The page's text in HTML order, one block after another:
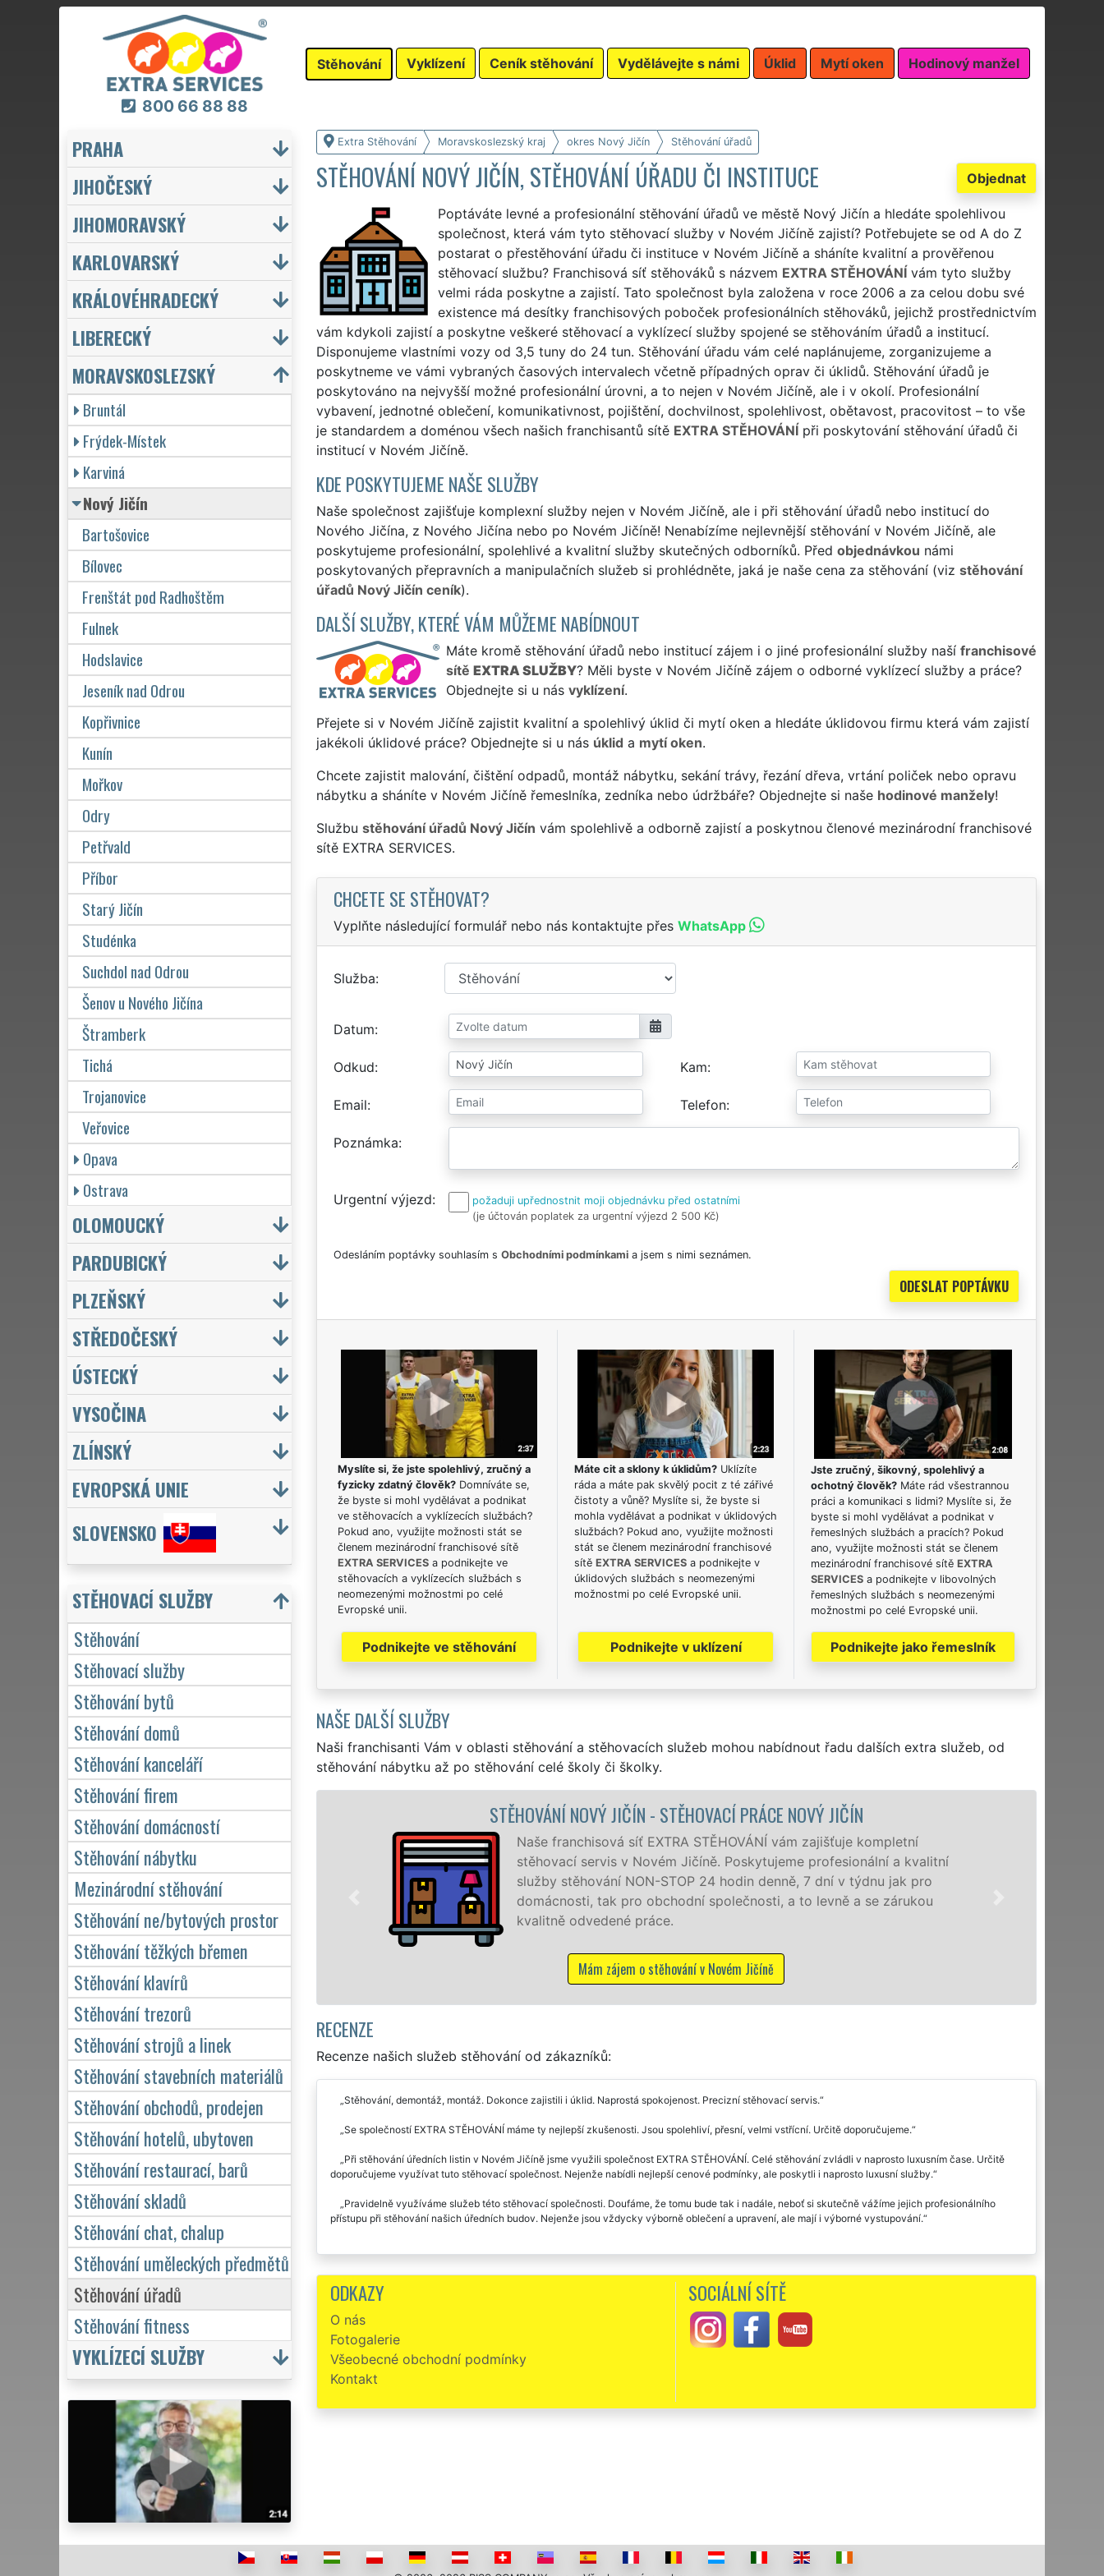
800 66 88 88
Stěhování Vyklízení Ceník stěhování Vydělávejte s námi Úklid Mytí oken Hodinový manžel
Extra Stěhování Moravskoslezský kraj okres Nový Jičín Stěhování úřadů
Objednat
STĚHOVÁNÍ NOVÝ JIČÍN, STĚHOVÁNÍ ÚŘADU ČI INSTITUCE
Poptáváte levné a profesionální stěhování úřadů ve městě Nový Jičín a hledáte spolehlivou
společnost, která vám tyto stěhovací služby v Novém Jičíně zajistí? Potřebujete se od A do Z
postarat o přestěhování úřadu či instituce v Novém Jičíně a sháníte kvalitní a prověřenou
stěhovací službu? Franchisová síť stěhováků s názvem EXTRA STĚHOVÁNÍvám tyto služby
velmi ráda poskytne a zajistí. Tato společnost byla založena v roce 2006 a za celou dobu své
existence má desítky franchisových poboček profesionálních stěhováků, jejichž prostřednictvím
vám kdykoli zajistí a poskytne veškeré stěhovací a vyklízecí služby spojené se stěhováním úřadů a institucí.
Disponujeme vlastními vozy od 3,5 tuny do 24 tun. Stěhování úřadu vám celé naplánujeme, zorganizujeme a
poskytneme ve vámi vybraných časových intervalech včetně případných oprav či úklidů. Stěhování úřadů je
poskytováno na nejvyšší možné profesionální úrovni, a to nejen v Novém Jičíně, ale i v okolí. Profesionální
vybavení, jednotné oblečení, komunikativnost, pojištění, dochvilnost, spolehlivost, obětavost, pracovitost – to vše
je standardem a doménou všech našich franchisantů sítě EXTRA STĚHOVÁNÍpři poskytování stěhování úřadů či
institucí v Novém Jičíně.
KDE POSKYTUJEME NAŠE SLUŽBY
Naše společnost zajišťuje komplexní služby nejen v Novém Jičíně, ale i při stěhování úřadů nebo institucí do
Nového Jičína, z Nového Jičína nebo po Novém Jičíně! Nenabízíme nejlevnější stěhování v Novém Jičíně, ale
poskytujeme profesionální, spolehlivé a kvalitní služby skutečných odborníků. Před objednávkou námi
poskytovaných přepravních a manipulačních služeb si prohlédněte, jaká je naše cena za stěhování (viz stěhování
úřadů Nový Jičín ceník).
DALŠÍ SLUŽBY, KTERÉ VÁM MŮŽEME NABÍDNOUT
Máte kromě stěhování úřadů nebo institucí zájem i o jiné profesionální služby naší franchisové
sítě EXTRA SLUŽBY? Měli byste v Novém Jičíně zájem o odborné vyklízecí služby a práce?
Objednejte si u nás vyklízení.
Přejete si v Novém Jičíně zajistit kvalitní a spolehlivý úklid či mytí oken a hledáte úklidovou firmu která vám zajistí
jakékoli úklidové práce? Objednejte si u nás úklid a mytí oken.
Chcete zajistit malování, čištění odpadů, montáž nábytku, sekání trávy, řezání dřeva, vrtání poliček nebo opravu
nábytku a sháníte v Novém Jičíně řemeslníka, zedníka nebo údržbáře? Objednejte si naše hodinové manžely!
Službu stěhování úřadů Nový Jičín vám spolehlivě a odborně zajistí a poskytnou členové mezinárodní franchisové
sítě EXTRA SERVICES.
CHCETE SE STĚHOVAT?
Vyplňte následující formulář nebo nás kontaktujte přes WhatsApp
Služba
Datum
Odkud Kam
Email Telefon
Poznámka
Urgentní výjezd
požaduji upřednostnit moji objednávku před ostatními
(je účtován poplatek za urgentní výjezd 2 500 Kč)
Odesláním poptávky souhlasím s Obchodními podmínkamia jsem s nimi seznámen.
Myslíte si, že jste spolehlivý, zručný a
fyzicky zdatný člověk?Domníváte se,
že byste si mohl vydělávat a podnikat
ve stěhovacích a vyklízecích službách?
Pokud ano, využijte možnosti stát se
členem mezinárodní franchisové sítě
EXTRA SERVICESa podnikejte ve
stěhovacích a vyklízecích službách s
neomezenými možnostmi po celé
Evropské unii.
Podnikejte ve stěhování
Máte cit a sklony k úklidům?Uklízíte
ráda a máte pak skvělý pocit z té zářivé
čistoty a vůně? Myslíte si, že byste si
mohla vydělávat a podnikat v úklidových
službách? Pokud ano, využijte možnosti
stát se členem mezinárodní franchisové
sítě EXTRA SERVICESa podnikejte v
úklidových službách s neomezenými
možnostmi po celé Evropské unii.
Podnikejte v uklízení
Jste zručný, šikovný, spolehlivý a
ochotný člověk? Máte rád všestrannou
práci a komunikaci s lidmi? Myslíte si, že
byste si mohl vydělávat a podnikat v
řemeslných službách a pracích? Pokud
ano, využijte možnosti stát se členem
mezinárodní franchisové sítě EXTRA
SERVICES a podnikejte v libovolných
řemeslných službách s neomezenými
možnostmi po celé Evropské unii.
Podnikejte jako řemeslník
NAŠE DALŠÍ SLUŽBY
Naši franchisanti Vám v oblasti stěhování a stěhovacích služeb mohou nabídnout řadu dalších extra služeb, od
stěhování nábytku až po stěhování celé školy či školky.
STĚHOVÁNÍ NOVÝ JIČÍN - STĚHOVACÍ PRÁCE NOVÝ JIČÍN
Naše franchisová síť EXTRA STĚHOVÁNÍ vám zajišťuje kompletní
stěhovací servis v Novém Jičíně. Poskytujeme profesionální a kvalitní
služby stěhování NON-STOP 24 hodin denně, 7 dní v týdnu jak pro
domácnosti, tak pro obchodní společnosti, a to levně a se zárukou
kvalitně odvedené práce.
RECENZE
Recenze našich služeb stěhování od zákazníků:
Stěhování, demontáž, montáž. Dokonce zajistili i úklid. Naprostá spokojenost. Precizní stěhovací servis.
Se společností EXTRA STĚHOVÁNÍ máme ty nejlepší zkušenosti. Jsou spolehliví, přesní, velmi vstřícní. Určitě doporučujeme.
Při stěhování úředních listin v Novém Jičíně jsme využili společnost EXTRA STĚHOVÁNÍ. Celé stěhování zvládli v naprosto luxusním čase. Určitě
doporučujeme využívat tuto stěhovací společnost. Nejenže nabídli nejlepší cenové podmínky, ale poskytli i naprosto luxusní služby.
Pravidelně využíváme služeb této stěhovací společnosti. Doufáme, že tomu bude tak i nadále, neboť si skutečně vážíme jejich profesionálního
přístupu při stěhování našich úředních budov. Nejenže jsou vždycky výborně oblečení a upravení, ale mají i výborné vystupování.
ODKAZY
O nás
Fotogalerie
Všeobecné obchodní podmínky
Kontakt
SOCIÁLNÍ SÍTĚ
PRAHA
JIHOČESKÝ
JIHOMORAVSKÝ
KARLOVARSKÝ
KRÁLOVÉHRADECKÝ
LIBERECKÝ
MORAVSKOSLEZSKÝ
Bruntál
Frýdek-Místek
Karviná
Nový Jičín
Bartošovice
Bílovec
Frenštát pod Radhoštěm
Fulnek
Hodslavice
Jeseník nad Odrou
Kopřivnice
Kunín
Mořkov
Odry
Petřvald
Příbor
Starý Jičín
Studénka
Suchdol nad Odrou
Šenov u Nového Jičína
Štramberk
Tichá
Trojanovice
Veřovice
Opava
Ostrava
OLOMOUCKÝ
PARDUBICKÝ
PLZEŇSKÝ
STŘEDOČESKÝ
ÚSTECKÝ
VYSOČINA
ZLÍNSKÝ
EVROPSKÁ UNIE
SLOVENSKO
STĚHOVACÍ SLUŽBY
Stěhování
Stěhovací služby
Stěhování bytů
Stěhování domů
Stěhování kanceláří
Stěhování firem
Stěhování domácností
Stěhování nábytku
Mezinárodní stěhování
Stěhování ne/bytových prostor
Stěhování těžkých břemen
Stěhování klavírů
Stěhování trezorů
Stěhování strojů a linek
Stěhování stavebních materiálů
Stěhování obchodů, prodejen
Stěhování hotelů, ubytoven
Stěhování restaurací, barů
Stěhování skladů
Stěhování chat, chalup
Stěhování uměleckých předmětů
Stěhování úřadů
Stěhování fitness
VYKLÍZECÍ SLUŽBY